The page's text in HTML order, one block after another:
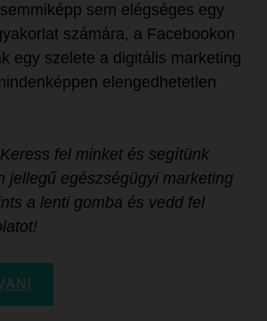
sem elégséges egy
számára, a Facebookon
egy szelete a digitális marketing
elengedhetetlen
fel minket és segítünk
jellegű egészségügyi marketing
a lenti gomba és vedd fel